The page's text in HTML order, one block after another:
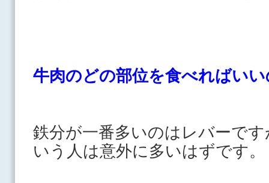
牛肉のどの部位を食べればい
鉄分が一番多いのはレバーで
いう人は意外に多いはずです。